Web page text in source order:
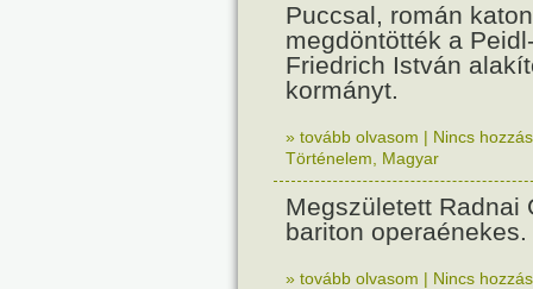
Puccsal, román
megdöntötték a
Friedrich István
kormányt.
» tovább olvasom | Nincs
Történelem
Magyar
Megszületett Radnai
bariton operaénekes.
» tovább olvasom | Nincs